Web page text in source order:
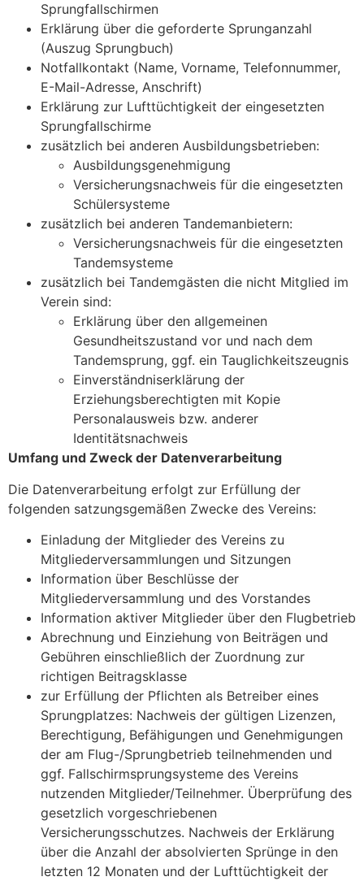
Sprungfallschirmen
Erklärung über die geforderte Sprunganzahl
(Auszug Sprungbuch)
Notfallkontakt (Name, Vorname, Telefonnummer,
E-Mail-Adresse, Anschrift)
Erklärung zur Lufttüchtigkeit der eingesetzten
Sprungfallschirme
zusätzlich bei anderen Ausbildungsbetrieben:
Ausbildungsgenehmigung
Versicherungsnachweis für die eingesetzten
Schülersysteme
zusätzlich bei anderen Tandemanbietern:
Versicherungsnachweis für die eingesetzten
Tandemsysteme
zusätzlich bei Tandemgästen die nicht Mitglied im
Verein sind:
Erklärung über den allgemeinen
Gesundheitszustand vor und nach dem
Tandemsprung, ggf. ein Tauglichkeitszeugnis
Einverständniserklärung der
Erziehungsberechtigten mit Kopie
Personalausweis bzw. anderer
Identitätsnachweis
Umfang und Zweck der Datenverarbeitung
Die Datenverarbeitung erfolgt zur Erfüllung der
folgenden satzungsgemäßen Zwecke des Vereins:
Einladung der Mitglieder des Vereins zu
Mitgliederversammlungen und Sitzungen
Information über Beschlüsse der
Mitgliederversammlung und des Vorstandes
Information aktiver Mitglieder über den Flugbetrieb
Abrechnung und Einziehung von Beiträgen und
Gebühren einschließlich der Zuordnung zur
richtigen Beitragsklasse
zur Erfüllung der Pflichten als Betreiber eines
Sprungplatzes: Nachweis der gültigen Lizenzen,
Berechtigung, Befähigungen und Genehmigungen
der am Flug-/Sprungbetrieb teilnehmenden und
ggf. Fallschirmsprungsysteme des Vereins
nutzenden Mitglieder/Teilnehmer. Überprüfung des
gesetzlich vorgeschriebenen
Versicherungsschutzes. Nachweis der Erklärung
über die Anzahl der absolvierten Sprünge in den
letzten 12 Monaten und der Lufttüchtigkeit der